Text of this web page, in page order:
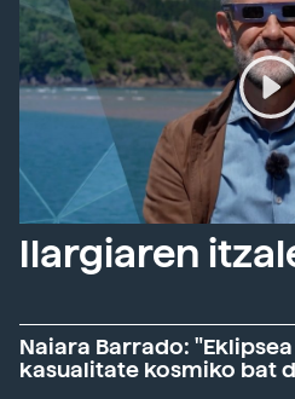
Ilargiaren
Naiara Barrado: "Eklipsea
kasualitate kosmiko bat